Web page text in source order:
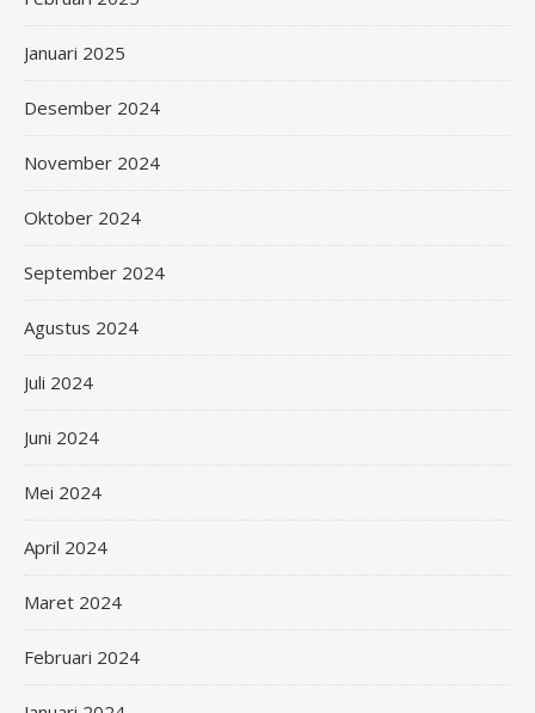
Januari 2025
Desember 2024
November 2024
Oktober 2024
September 2024
Agustus 2024
Juli 2024
Juni 2024
Mei 2024
April 2024
Maret 2024
Februari 2024